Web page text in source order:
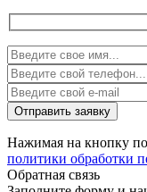
Нажимая на кнопку
политики обработки
Обратная связь